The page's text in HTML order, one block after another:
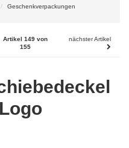
Geschenkverpackungen
Artikel 149 von
155
nächster Artikel